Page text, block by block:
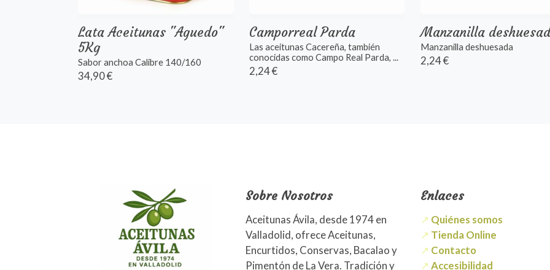
Lata Aceitunas "Aguedo"
5Kg
Sabor anchoa Calibre 140/160
34,90 €
Camporreal Parda
Las aceitunas Cacereña, también
conocidas como Campo Real Parda, ...
2,24 €
Manzanilla
Manzanilla deshuesada
2,24 €
Sobre Nosotros
Aceitunas Ávila, desde 1974 en
Valladolid, ofrece Aceitunas,
Encurtidos, Conservas, Bacalao y
Pimentón de La Vera. Tradición y
Enlaces
↗ Quiénes somos
↗ Tienda Online
↗ Contacto
↗ Accesibilidad